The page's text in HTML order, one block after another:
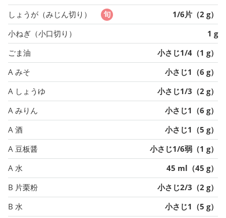
しょうが（みじん切り）
1/6片（2 g）
小ねぎ（小口切り）
1 g
ごま油
小さじ1/4（1 g）
A みそ
小さじ1（6 g）
A しょうゆ
小さじ1/3（2 g）
A みりん
小さじ1（6 g）
A 酒
小さじ1（5 g）
A 豆板醤
小さじ1/6弱（1 g）
A 水
45 ml（45 g）
B 片栗粉
小さじ2/3（2 g）
B 水
小さじ1（5 g）